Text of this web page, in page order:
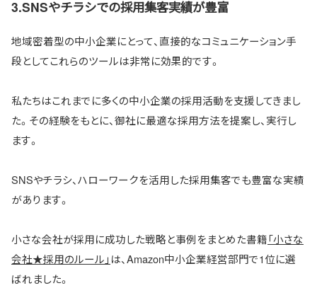
3.SNSやチラシでの採用集客実績が豊富
地域密着型の中小企業にとって、直接的なコミュニケーション手
段としてこれらのツールは非常に効果的です。
私たちはこれまでに多くの中小企業の採用活動を支援してきまし
た。その経験をもとに、御社に最適な採用方法を提案し、実行し
ます。
SNSやチラシ、ハローワークを活用した採用集客でも豊富な実績
があります。
小さな会社が採用に成功した戦略と事例をまとめた書籍「小さな
会社★採用のルール」 は、Amazon中小企業経営部門で1位に選
ばれました。